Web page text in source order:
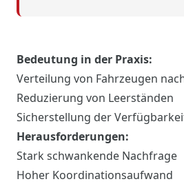
Bedeutung in der Praxis:
Verteilung von Fahrzeugen
Reduzierung von Leerständen
Sicherstellung der
Herausforderungen:
Stark schwankende Nachfrage
Hoher Koordinationsaufwand